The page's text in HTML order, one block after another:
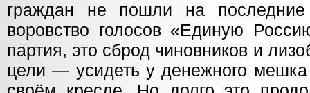
граждан не пошли на
воровство голосов «Единую
партия, это сброд чиновников и
цели — усидеть у денежного